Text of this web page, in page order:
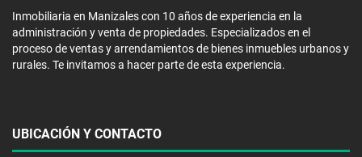
Inmobiliaria en Manizales con 10 años de experiencia en la
administración y venta de propiedades. Especializados en el
proceso de ventas y arrendamientos de bienes inmuebles urbanos y
rurales. Te invitamos a hacer parte de esta experiencia.
UBICACIÓN Y CONTACTO